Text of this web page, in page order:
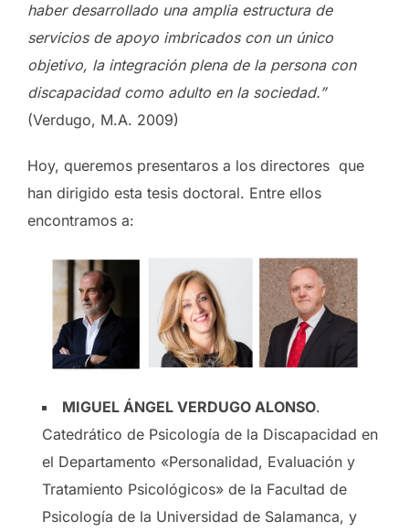
haber desarrollado una amplia estructura de
servicios de apoyo imbricados con un único
objetivo, la integración plena de la persona con
discapacidad como adulto en la sociedad.”
(Verdugo, M.A. 2009)
Hoy, queremos presentaros a los directores que
han dirigido esta tesis doctoral. Entre ellos
encontramos a:
MIGUEL ÁNGEL VERDUGO ALONSO.
Catedrático de Psicología de la Discapacidad en
el Departamento «Personalidad, Evaluación y
Tratamiento Psicológicos» de la Facultad de
Psicología de la Universidad de Salamanca, y